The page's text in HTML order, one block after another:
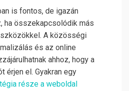
is fontos, de igazán
ha összekapcsolódik más
A közösségi
és az online
ahhoz, hogy a
érjen el. Gyakran egy
része a weboldal